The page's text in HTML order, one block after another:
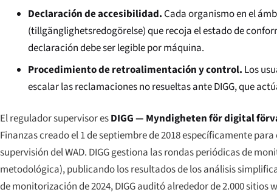
Declaración de accesibilidad.Cada organismo en el
(tillgänglighetsredogörelse) que recoja el estado de
declaración debe ser legible por máquina.
Procedimiento de retroalimentación y control. Los
escalar las reclamaciones no resueltas ante DIGG, que
El regulador supervisor esDIGG — Myndigheten för digital
Finanzas creado el 1 de septiembre de 2018 específicamente
supervisión del WAD. DIGG gestiona las rondas periódicas de
metodológica), publicando los resultados de los análisis
de monitorización de 2024, DIGG auditó alrededor de 2.000